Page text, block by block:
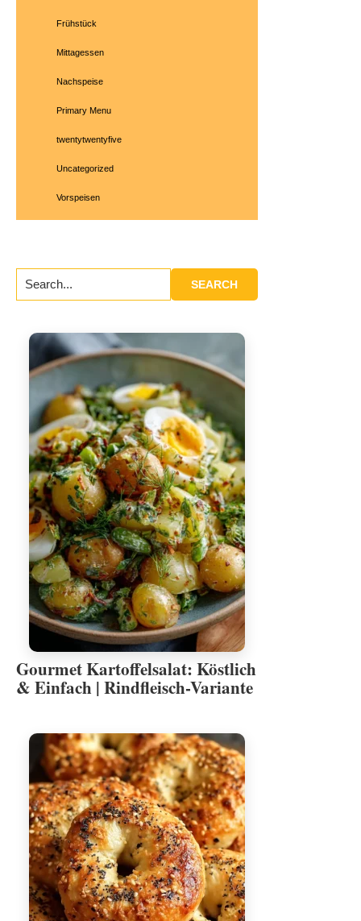
Frühstück
Mittagessen
Nachspeise
Primary Menu
twentytwentyfive
Uncategorized
Vorspeisen
Search...
Gourmet Kartoffelsalat: Köstlich
& Einfach | Rindfleisch-Variante